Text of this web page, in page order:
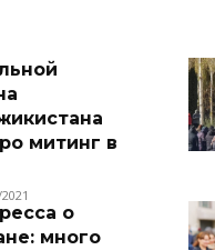
митинг в
о
много